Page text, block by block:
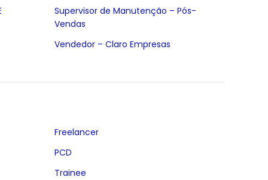
Supervisor de Manutenção – Pós-
Vendas
Vendedor – Claro Empresas
Freelancer
PCD
Trainee